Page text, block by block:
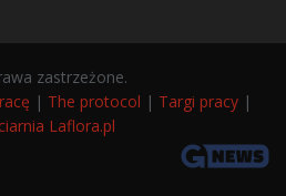
zastrzeżone.
| The protocol | Targi pracy |
Laflora.pl